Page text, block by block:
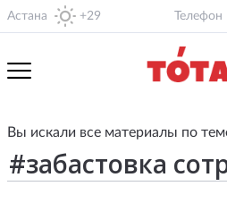
Астана +29
Вы искали все материалы по